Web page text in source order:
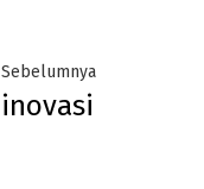
Post
navigation
SebelumnyaPrevious
inovasi